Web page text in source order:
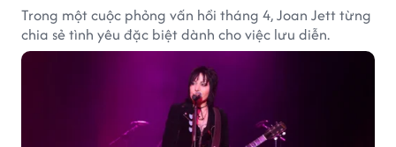
Trong một cuộc phỏng vấn hồi tháng 4, Joan Jett từng
chia sẻ tình yêu đặc biệt dành cho việc lưu diễn.